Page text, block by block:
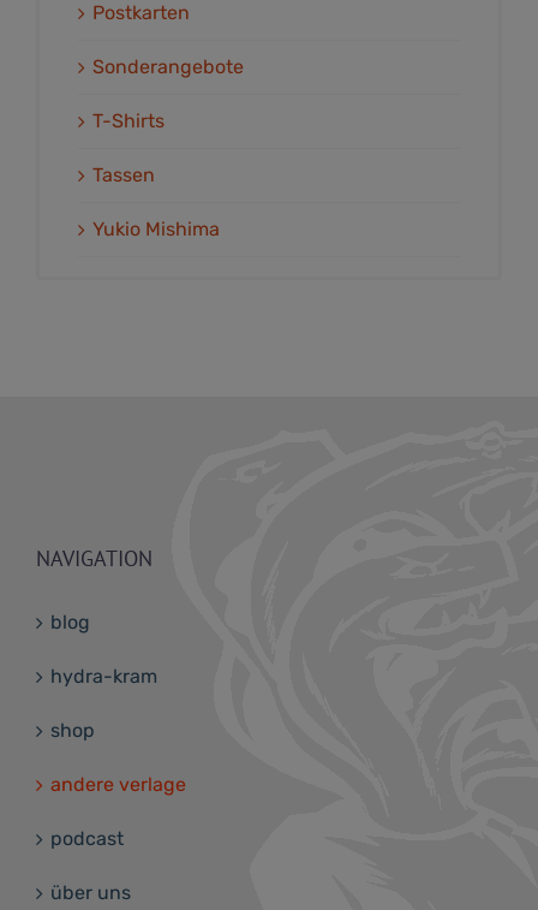
Postkarten
Sonderangebote
T-Shirts
Tassen
Yukio Mishima
NAVIGATION
blog
hydra-kram
shop
andere verlage
podcast
über uns